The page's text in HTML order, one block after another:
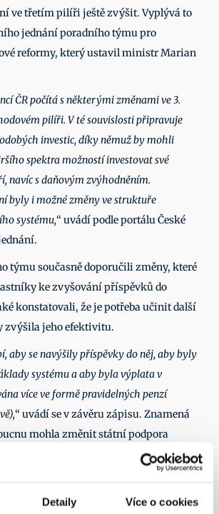
Detaily Více o cookies
ve třetím pilíři ještě zvýšit. Vyplývá to
jednání poradního týmu pro
reformy, který ustavil ministr Marian
ČR počítá s některými změnami ve 3.
pilíři. V té souvislosti připravuje
investic, díky němuž by mohli
spektra možností investovat své
navíc s daňovým zvýhodněním.
byly i možné změny ve struktuře
systému,“ uvádí podle portálu České
týmu současně doporučili změny, které
ke zvyšování příspěvků do
konstatovali, že je potřeba učinit další
zvýšila jeho efektivitu.
aby se navýšily příspěvky do něj, aby byly
systému a aby byla výplata v
více ve formě pravidelných penzí
“ uvádí se v závěru zápisu. Znamená
mohla změnit státní podpora
efektivní, a zároveň by lidé měli
vybírat průběžně a dlouhodobě současně